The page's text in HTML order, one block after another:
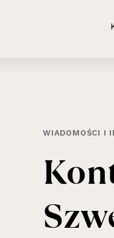
WIADOMOŚCI I